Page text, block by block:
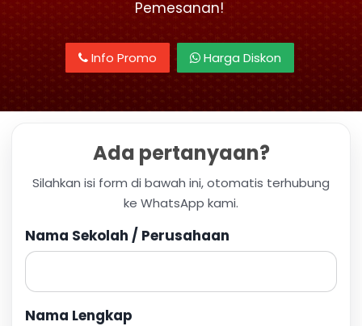
Pemesanan!
Info Promo Harga Diskon
Ada pertanyaan?
Silahkan isi form di bawah ini, otomatis terhubung
ke WhatsApp kami.
Nama Sekolah / Perusahaan
Nama Lengkap